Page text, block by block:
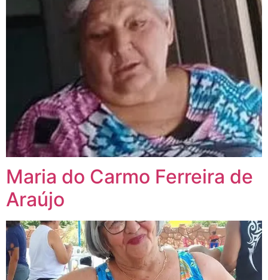
Maria do Carmo Ferreira de
Araújo